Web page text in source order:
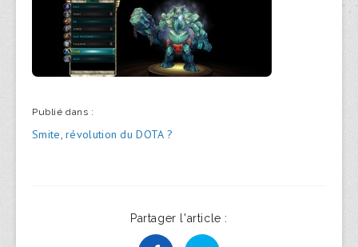
Publié dans :
Navigation
Smite, révolution du DOTA ?
Partager l'article :